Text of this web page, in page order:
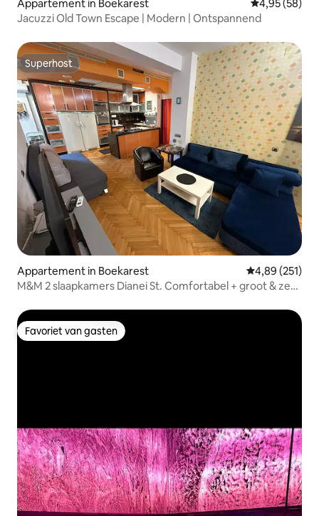
Appartement in Boekarest Gemiddelde
4,95 (58)
Jacuzzi Old Town Escape | Modern | Ontspannend
Superhost
Superhost
Appartement in Boekarest Gemiddelde
4,89 (251)
M&M 2 slaapkamers Dianei St. Comfortabel + groot & zeer
Favoriet van gasten
Favoriet van gasten